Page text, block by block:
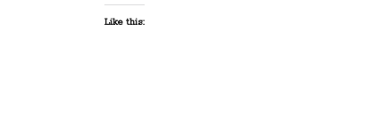
Like this: